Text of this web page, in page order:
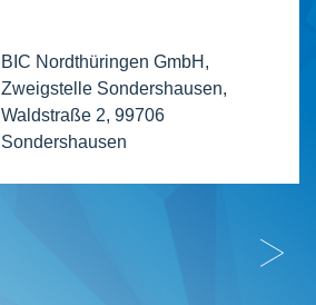
BIC Nordthüringen GmbH,
Zweigstelle Sondershausen,
Waldstraße 2, 99706
Sondershausen